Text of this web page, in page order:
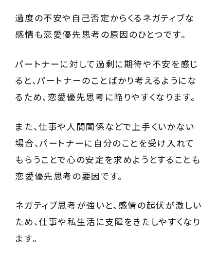
過度の不安や自己否定からくるネガティブな
感情も恋愛優先思考の原因のひとつです。
パートナーに対して過剰に期待や不安を感じ
ると、パートナーのことばかり考えるようにな
るため、恋愛優先思考に陥りやすくなります。
また、仕事や人間関係などで上手くいかない
場合、パートナーに自分のことを受け入れて
もらうことで心の安定を求めようとすることも
恋愛優先思考の要因です。
ネガティブ思考が強いと、感情の起伏が激しい
ため、仕事や私生活に支障をきたしやすくなり
ます。